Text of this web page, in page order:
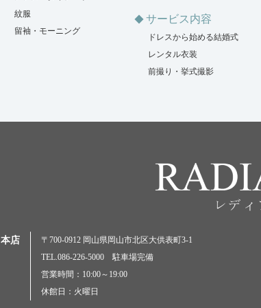
紋服
留袖・モーニング
サービス内容
ドレスから始める結婚式
レンタル衣装
前撮り・挙式撮影
本店
〒700-0912 岡山県岡山市北区大供表町3-1
TEL.086-226-5000 駐車場完備
営業時間：10:00～19:00
休館日：火曜日